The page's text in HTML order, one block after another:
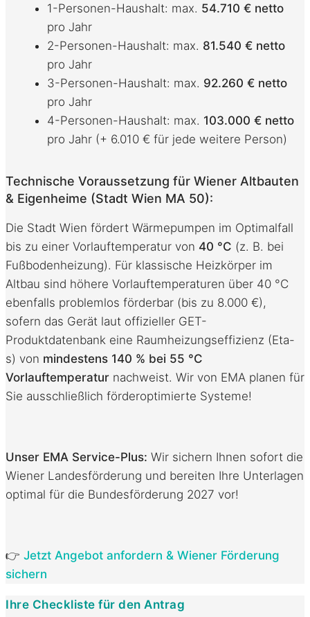
1-Personen-Haushalt: max. 54.710 € netto
pro Jahr
2-Personen-Haushalt: max. 81.540 € netto
pro Jahr
3-Personen-Haushalt: max. 92.260 € netto
pro Jahr
4-Personen-Haushalt: max. 103.000 € netto
pro Jahr (+ 6.010 € für jede weitere Person)
Technische Voraussetzung für Wiener Altbauten
& Eigenheime (Stadt Wien MA 50):
Die Stadt Wien fördert Wärmepumpen im Optimalfall
bis zu einer Vorlauftemperatur von 40 °C (z. B. bei
Fußbodenheizung). Für klassische Heizkörper im
Altbau sind höhere Vorlauftemperaturen über 40 °C
ebenfalls problemlos förderbar (bis zu 8.000 €),
sofern das Gerät laut offizieller GET-
Produktdatenbank eine Raumheizungseffizienz (Eta-
s) von mindestens 140 % bei 55 °C
Vorlauftemperatur nachweist. Wir von EMA planen für
Sie ausschließlich förderoptimierte Systeme!
Unser EMA Service-Plus: Wir sichern Ihnen sofort die
Wiener Landesförderung und bereiten Ihre Unterlagen
optimal für die Bundesförderung 2027 vor!
👉 Jetzt Angebot anfordern & Wiener Förderung
sichern
Ihre Checkliste für den Antrag